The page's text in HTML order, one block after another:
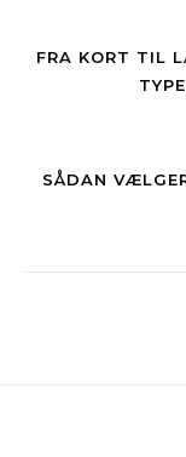
FRA KORT TIL
SÅDAN